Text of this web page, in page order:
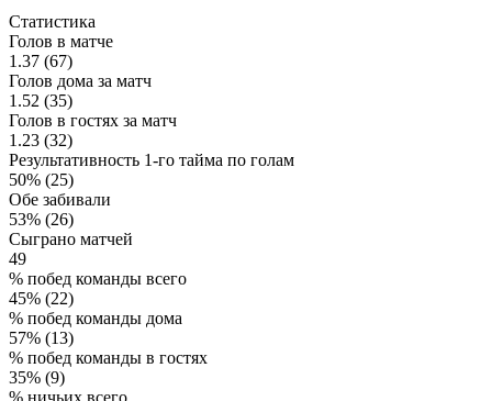
Статистика
Голов в матче
1.37 (67)
Голов дома за матч
1.52 (35)
Голов в гостях за матч
1.23 (32)
Результативность 1-го тайма по голам
50% (25)
Обе забивали
53% (26)
Сыграно матчей
49
% побед команды всего
45% (22)
% побед команды дома
57% (13)
% побед команды в гостях
35% (9)
% ничьих всего